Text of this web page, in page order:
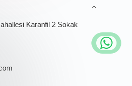
Karanfil 2 Sokak